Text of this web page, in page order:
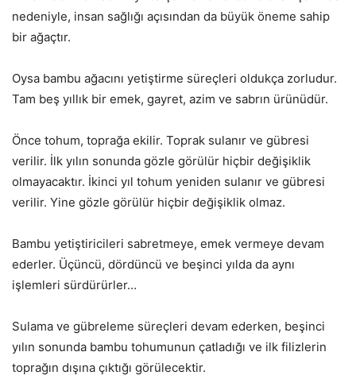
nedeniyle, insan sağlığı açısından da büyük öneme sahip
bir ağaçtır.
Oysa bambu ağacını yetiştirme süreçleri oldukça zorludur.
Tam beş yıllık bir emek, gayret, azim ve sabrın ürünüdür.
Önce tohum, toprağa ekilir. Toprak sulanır ve gübresi
verilir. İlk yılın sonunda gözle görülür hiçbir değişiklik
olmayacaktır. İkinci yıl tohum yeniden sulanır ve gübresi
verilir. Yine gözle görülür hiçbir değişiklik olmaz.
Bambu yetiştiricileri sabretmeye, emek vermeye devam
ederler. Üçüncü, dördüncü ve beşinci yılda da aynı
işlemleri sürdürürler…
Sulama ve gübreleme süreçleri devam ederken, beşinci
yılın sonunda bambu tohumunun çatladığı ve ilk filizlerin
toprağın dışına çıktığı görülecektir.